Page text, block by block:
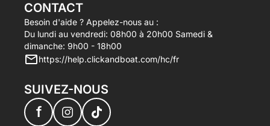
CONTACT
Besoin d'aide ? Appelez-nous au :
Du lundi au vendredi: 08h00 à 20h00 Samedi &
dimanche: 9h00 - 18h00
https://help.clickandboat.com/hc/fr
SUIVEZ-NOUS
f